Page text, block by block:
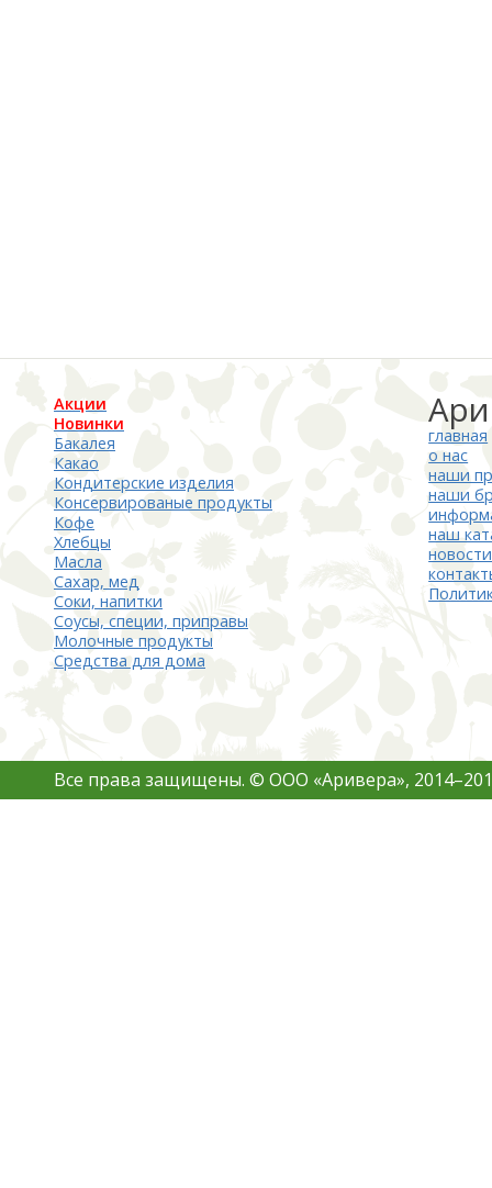
Акции
Новинки
Бакалея
Какао
Кондитерские изделия
Консервированые продукты
Кофе
Хлебцы
Масла
Сахар, мед
Соки, напитки
Соусы, специи, приправы
Молочные продукты
Средства для дома
главная
о нас
наши
наши
наш
новости
Все права защищены. © ООО «Аривера»,